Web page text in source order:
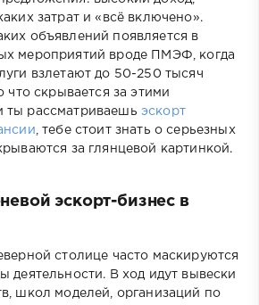
затрат и «всё включено».
объявлений появляется в
мероприятий вроде ПМЭФ, когда
взлетают до 50-250 тысяч
что скрывается за этими
ты рассматриваешь эскорт
, тебе стоит знать о серьезных
за глянцевой картинкой.
эскорт-бизнес в
столице часто маскируются
деятельности. В ход идут вывески
школ моделей, организаций по